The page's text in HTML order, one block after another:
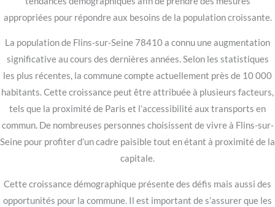
appropriées pour répondre aux besoins de la population croissante.
La population de Flins-sur-Seine 78410 a connu une augmentation
significative au cours des dernières années. Selon les statistiques
les plus récentes, la commune compte actuellement près de 10 000
habitants. Cette croissance peut être attribuée à plusieurs facteurs,
tels que la proximité de Paris et l’accessibilité aux transports en
commun. De nombreuses personnes choisissent de vivre à Flins-sur-
Seine pour profiter d’un cadre paisible tout en étant à proximité de la
capitale.
Cette croissance démographique présente des défis mais aussi des
opportunités pour la commune. Il est important de s’assurer que les